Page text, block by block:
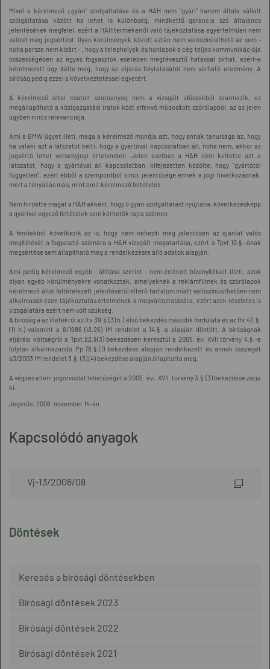
Döntések
Keresés a bírósági döntésekben
Bírósági döntések 2023
Bírósági döntések 2022
Bírósági döntések 2021
Mivel a kérelmező ;,gyári" szolgáltatása és a HAH nem "gyári" hanem általa vállalt
szolgáltatása között ha lehet is különbség, mindkettő garancia szó általános
jelentésének megfelel, ezért a HAH termékeiről való tájékoztatása egyértelműen nem
valósít meg jogsértést. Ilyen körülmények között aztán nem valószínűsíthető az sem -
noha persze nem kizárt - , hogy a telephelyek és honlapok a cég teljes kommunikációja
összességében az egyes fogyasztók esetében megtévesztő hatással bírhat, ezért-a
kérelmezett úgy ítélte meg, hogy az eljárás folytatásától nem várható eredmény. A
bíróság pedig ezzel a következtetéssel egyetért.
A kérelmező által csatolt szóróanyag nem a vizsgált időszakból származik, ez
megállapítható a közigazgatási iratok közt elfekvő módosított szórólapból, az az jelen
ügyben nincs relevanciája.
Ami a BMW ügyet illeti, maga a kérelmező mondja azt, hogy annak tanulsága az, hogy
ha valaki azt a látszatot kelti, hogy a gyártóval kapcsolatban áll, noha nem, akkor az
jogsértő lehet versenyjogi értelemben. Jelen esetben a HAH nem keltette azt a
látszatot, hogy a gyártóval áll kapcsolatban, kifejezetten közölte, hogy "gyártótól
független", ezért ebből a szempontból sincs jelentősége ennek a jogi hivatkozásnak,
mert a tényállás más, mint amit kérelmező feltételez.
Nem hirdette magát a HAH akként, hogy ő gyári szolgáltatást nyújtana, következésképp
a gyárival egyező feltételek sem kérhetők rajta számon.
A fentiekből következik az is, hogy nem nehezíti meg jelentősen az ajánlat valós
megítélését a fogyasztó számára a HAH vizsgált magatartása, ezért a Tpvt.10.§.-ának
megsértése sem állapítható meg a rendelkezésre álló adatok alapján.
Ami pedig kérelmező egyéb - állítása szerint - nem értékelt bizonyítékait illeti, azok
olyan egyéb körülményekre vonatkoztak, amelyeknek a reklámfilmek és szórólapok
kérelmező által feltételezett jelentésétől eltérő tartalom miatt valószínűsíthetően nem
alkalmasak ezen tájékoztatás értelmének a megváltoztatására, ezért azok részletes is
vizsgálatára ezért nem volt szükség.
A bíróság a az illetékről az Itv.39.§.(3) b.) első bekezdés második fordulata és az Itv.42.§.
(1) h.) valamint a 6/1986 (VL26) IM rendelet a 14.§.-a alapján döntött. A bíróságnak
eljárási költségről a Tpvt.82.§(3) bekezdésén keresztül a 2005. évi XVII törvény 4.§.-a
folytán alkalmazandó Pp.78.§.(1) bekezdése alapján rendelkezett és annak összegét
a3/2003 IM rendelet 3.§. (3) (4) bekezdése alapján állapította meg.
A végzés elleni jogorvoslat lehetőségét a 2005. évi. XVII. törvény 3.§ (3) bekezdése zárja
ki.
Jogerős: 2006. november 14-én.
Kapcsolódó anyagok
Vj-13/2006/08